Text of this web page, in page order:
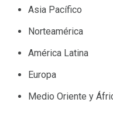
Asia Pacífico
Norteamérica
América Latina
Europa
Medio Oriente y